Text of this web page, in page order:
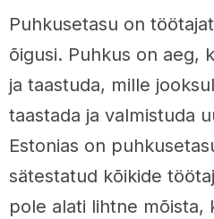
Puhkusetasu on
õigusi. Puhkus on aeg,
ja taastuda, mille
taastada ja valmistuda
Estonias on
sätestatud kõikide
pole alati lihtne mõista,